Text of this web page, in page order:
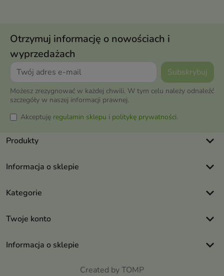
Otrzymuj informację o nowościach i
wyprzedażach
Możesz zrezygnować w każdej chwili. W tym celu należy odnaleźć
szczegóły w naszej informacji prawnej.
Akceptuję regulamin sklepu i politykę prywatności.
Produkty keyboard_arrow_down
Informacja o sklepie keyboard_arrow_down
Kategorie keyboard_arrow_down
Twoje konto keyboard_arrow_down
Informacja o sklepie keyboard_arrow_down
Created by TOMP